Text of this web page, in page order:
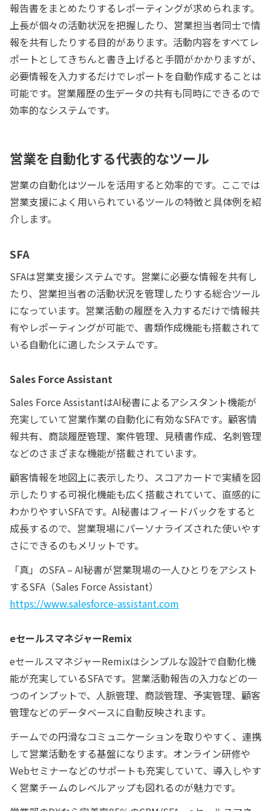
報告書をまとめたりするレポーティングが求められます。
上長が個々の活動状況を把握したり、営業担当者同士で情
報を共有したりする目的があります。活動内容をすべてレ
ポートとしてきちんと書き上げると手間がかかりますが、
必要情報を入力するだけでレポートを自動作成することは
可能です。営業履歴の生データの共有も同時にできるので
効率的なシステムです。
営業を自動化する代表的なツール
営業の自動化はツールを活用すると効率的です。ここでは
営業支援によく用いられているツールの特徴と具体例を紹
介します。
SFA
SFAは営業支援システムです。営業に必要な情報を共有し
たり、営業担当者の活動状況を管理したりする総合ツール
になっています。営業活動の履歴を入力するだけで情報共
有やレポーティングが可能で、書類作成機能も搭載されて
いる自動化に適したシステムです。
Sales Force Assistant
Sales Force AssistantはAI秘書によるアシスタント機能が
充実していて営業作業の自動化に有効なSFAです。顧客情
報共有、商談履歴管理、案件管理、見積書作成、名刺管理
などのさまざまな機能が搭載されています。
顧客情報を地図上に表示したり、スコアカードで実績を図
示したりする可視化機能も広く搭載されていて、直感的に
わかりやすいSFAです。AI秘書はフィードバックをすると
成長するので、営業現場にパーソナライズされた使いやす
さにできるのもメリットです。
「真」のSFA – AI秘書が営業現場の一人ひとりをアシスト
するSFA（Sales Force Assistant）
https://www.salesforce-assistant.com
eセールスマネジャーRemix
eセールスマネジャーRemixはシンプルな設計で自動化機
能が充実しているSFAです。営業活動報告の入力などの一
つのインプットで、人脈管理、商談管理、予実管理、顧客
管理などのデータベースに自動反映されます。
チームでの円滑なコミュニケーションを取りやすく、連携
して営業活動をする基盤になります。オンライン研修や
Webセミナーなどのサポートも充実していて、導入しやす
く営業チームのレベルアップも図れるのが魅力です。